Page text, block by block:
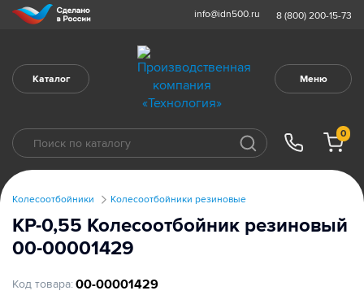
info@idn500.ru 8 (800) 200-15-73
Каталог Меню
0
Колесоотбойники Колесоотбойники резиновые
КР-0,55 Колесоотбойник резиновый
00-00001429
Код товара: 00-00001429